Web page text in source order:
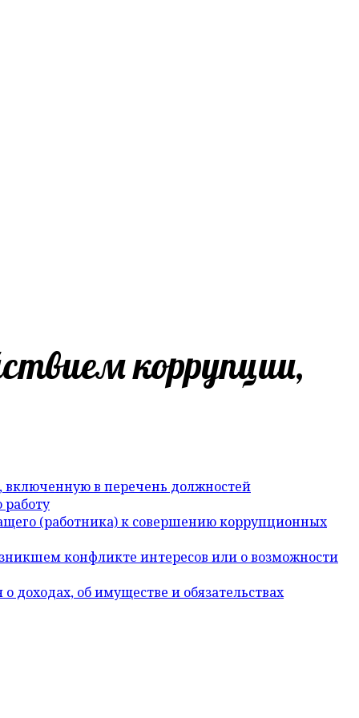
коррупции,
включенную в перечень должностей
(работника) к совершению коррупционных
конфликте интересов или о возможности
об имуществе и обязательствах